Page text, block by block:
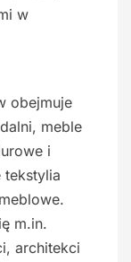
w
obejmuje
meble
i
tekstylia
m.in.
architekci